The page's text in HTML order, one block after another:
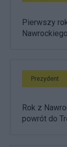
Pierwszy
Nawrockiego
Prezydent
Rok z
powrót do